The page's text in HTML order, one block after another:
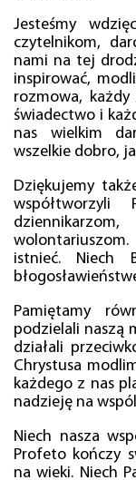
Jesteśmy
czytelnikom,
nami na tej
inspirować,
rozmowa,
świadectwo i
nas wielkim
wszelkie dobro,
Dziękujemy
istnieć. Niech
Pamiętamy
podzielali naszą
działali
Chrystusa
każdego z nas
nadzieję na
Niech nasza
Profeto kończy
na wieki. Niech